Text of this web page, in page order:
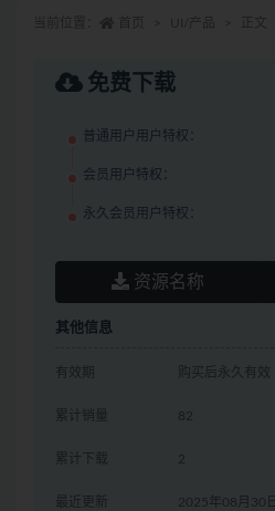
免费下载
普通用户用户特权：
会员用户特权：
永久会员用户特权：
资源名称
其他信息
有效期 购买后永久有效
累计销量 82
累计下载 2
最近更新 2025年08月30日